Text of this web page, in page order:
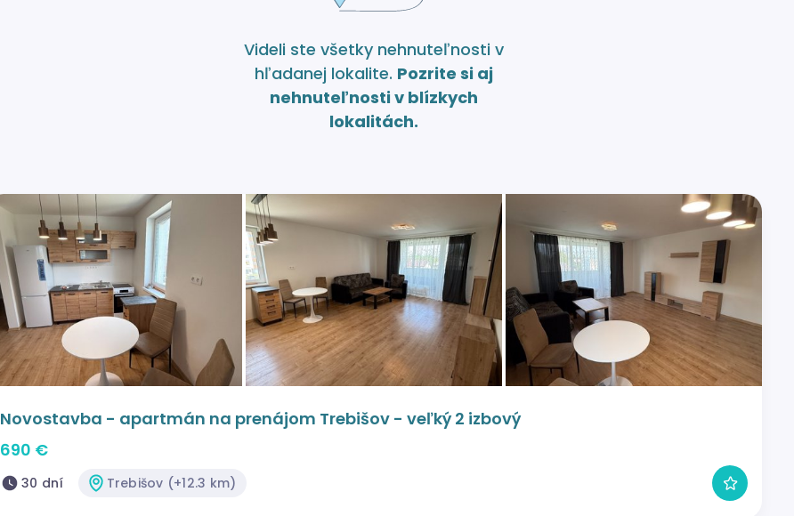
Videli ste všetky nehnuteľnosti v
hľadanej lokalite. Pozrite si aj
nehnuteľnosti v blízkych
lokalitách.
Novostavba - apartmán na prenájom Trebišov - veľký 2 izbový
690 €
30 dní Trebišov (+12.3 km)